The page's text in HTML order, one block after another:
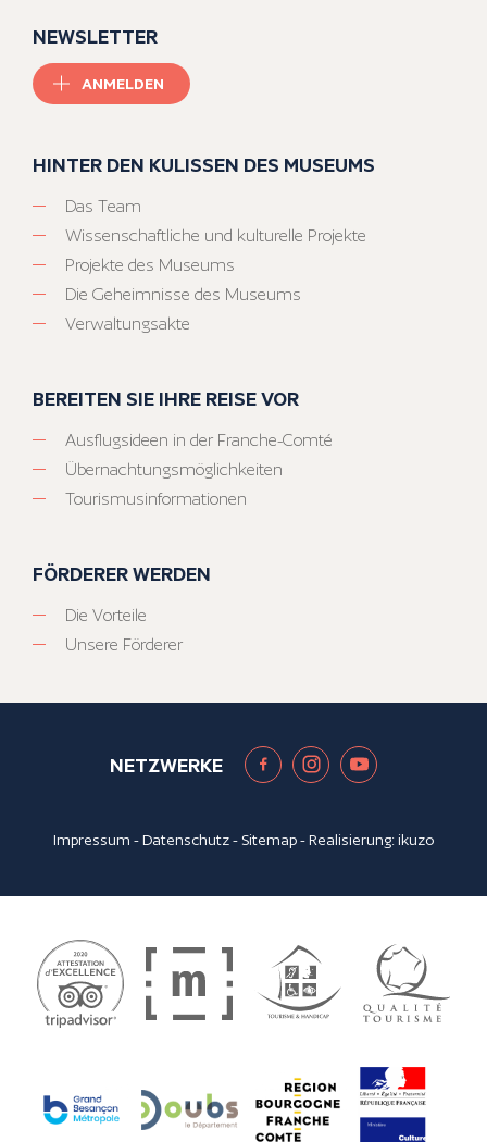
NEWSLETTER
ANMELDEN
HINTER DEN KULISSEN DES MUSEUMS
Das Team
Wissenschaftliche und kulturelle Projekte
Projekte des Museums
Die Geheimnisse des Museums
Verwaltungsakte
BEREITEN SIE IHRE REISE VOR
Ausflugsideen in der Franche-Comté
Übernachtungsmöglichkeiten
Tourismusinformationen
FÖRDERER WERDEN
Die Vorteile
Unsere Förderer
NETZWERKE
Impressum -Datenschutz- Sitemap- Realisierung:ikuzo